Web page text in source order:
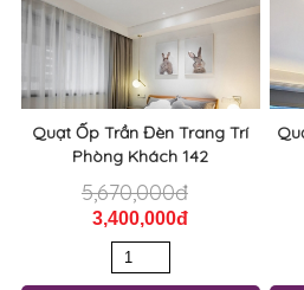
Quạt Ốp Trần Đèn Trang Trí
Phòng Khách 142
5,670,000đ
3,400,000đ